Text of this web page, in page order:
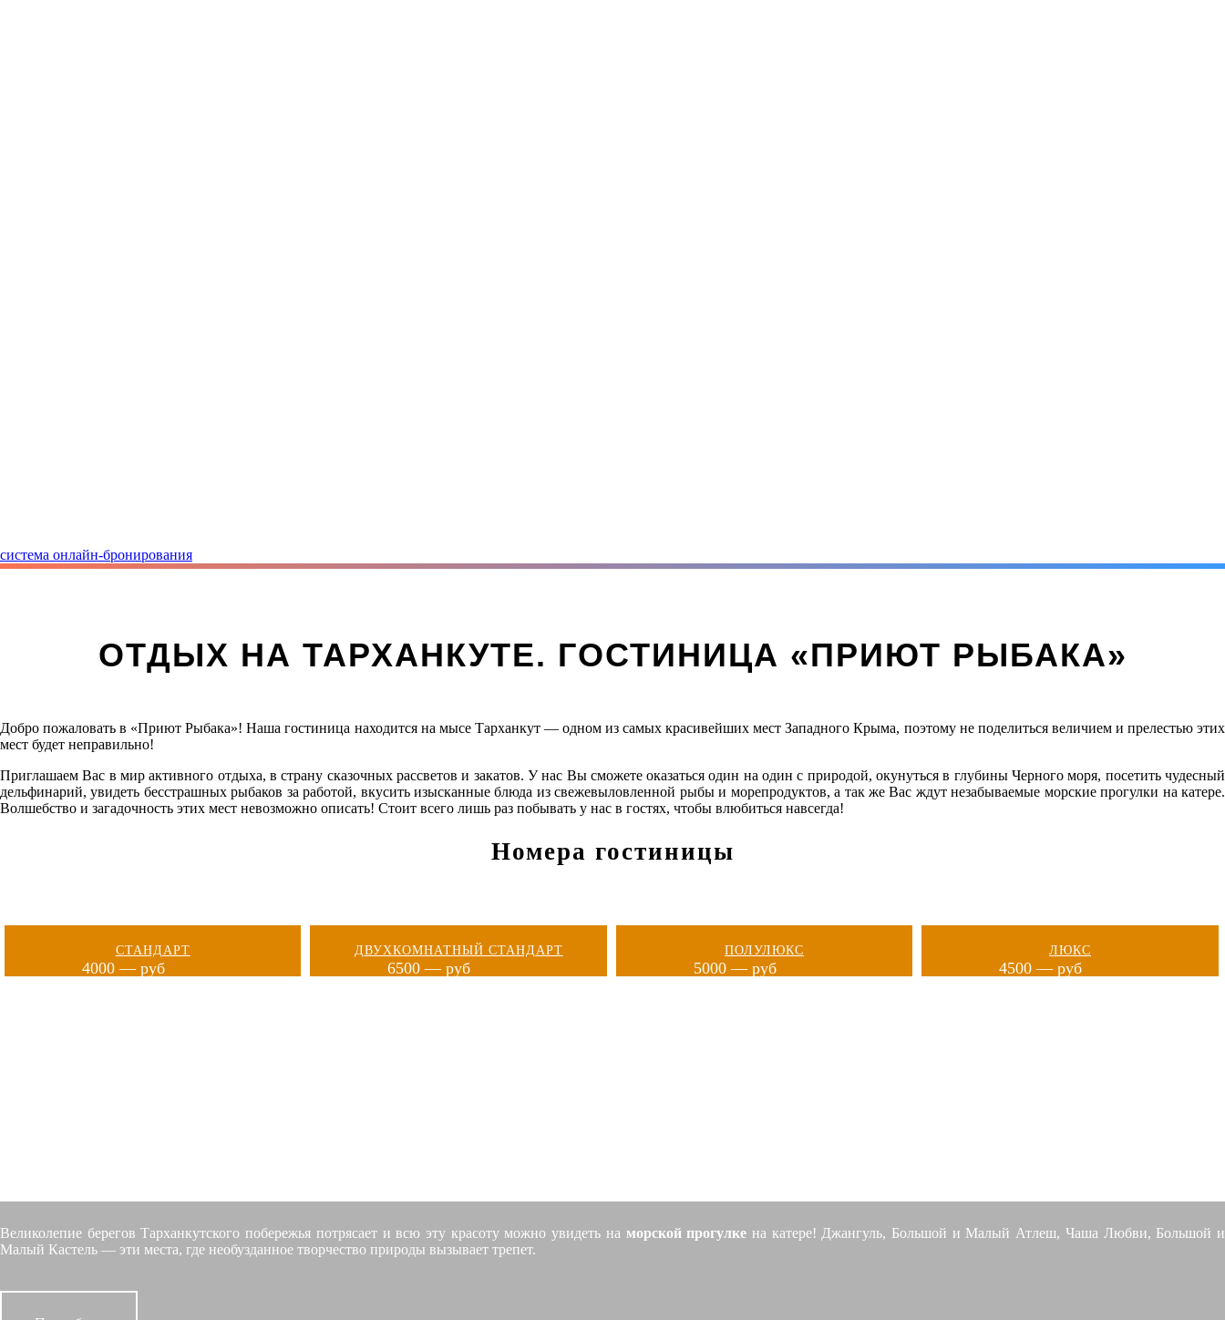
система онлайн-бронирования
ОТДЫХ НА ТАРХАНКУТЕ. ГОСТИНИЦА «ПРИЮТ РЫБАКА»
Добро пожаловать в «Приют Рыбака»! Наша гостиница находится на мысе Тарханкут — одном из самых красивейших мест Западного Крыма, поэтому не поделиться величием и прелестью этих
мест будет неправильно!
Приглашаем Вас в мир активного отдыха, в страну сказочных рассветов и закатов. У нас Вы сможете оказаться один на один с природой, окунуться в глубины Черного моря, посетить чудесный
дельфинарий, увидеть бесстрашных рыбаков за работой, вкусить изысканные блюда из свежевыловленной рыбы и морепродуктов, а так же Вас ждут незабываемые морские прогулки на катере.
Волшебство и загадочность этих мест невозможно описать! Стоит всего лишь раз побывать у нас в гостях, чтобы влюбиться навсегда!
Номера гостиницы
4000 — руб
СТАНДАРТ
6500 — руб
ДВУХКОМНАТНЫЙ СТАНДАРТ
5000 — руб
ПОЛУЛЮКС
4500 — руб
ЛЮКС
Великолепие берегов Тарханкутского побережья потрясает и всю эту красоту можно увидеть на морской прогулке на катере! Джангуль, Большой и Малый Атлеш, Чаша Любви, Большой и
Малый Кастель — эти места, где необузданное творчество природы вызывает трепет.